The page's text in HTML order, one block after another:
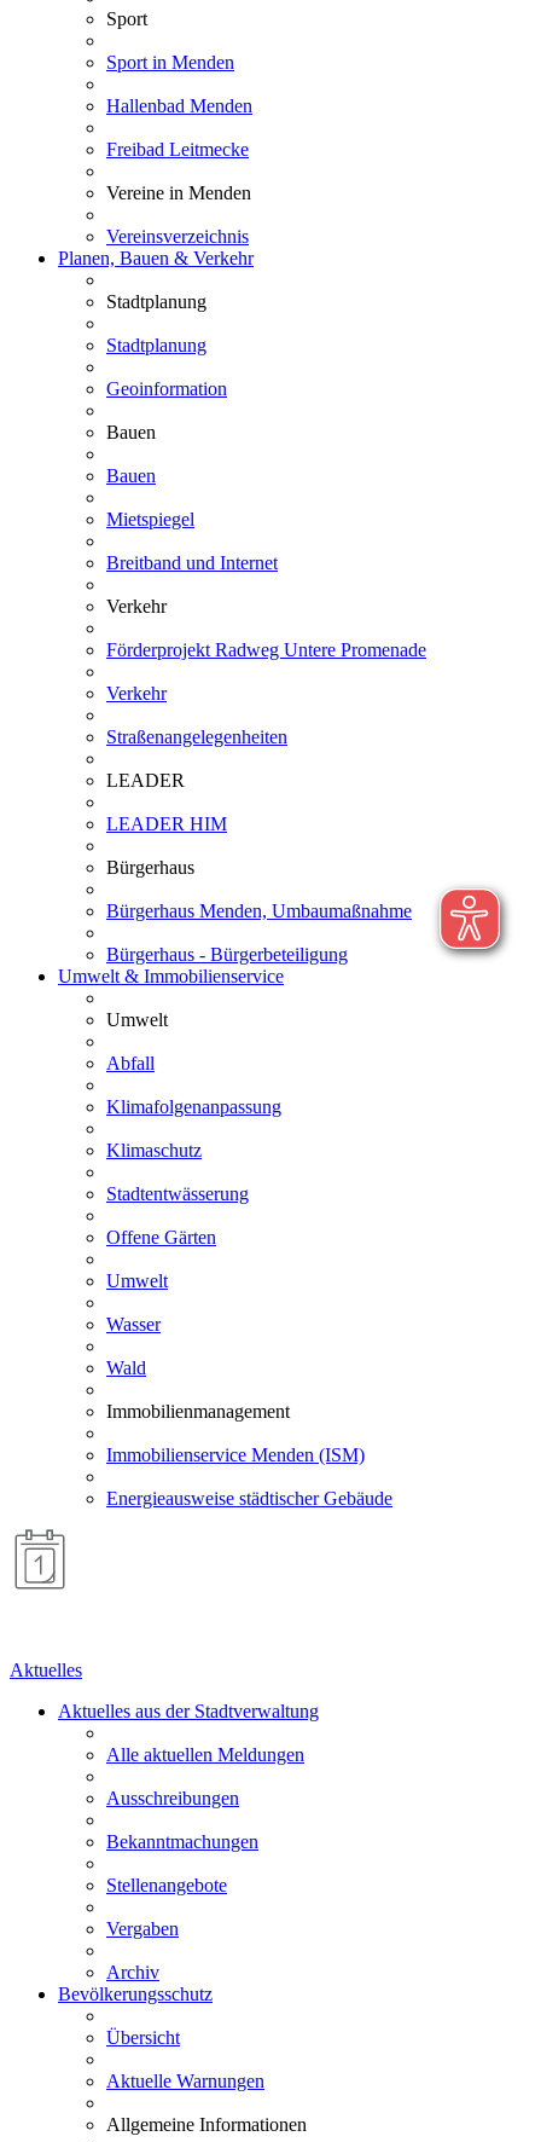
Sport
Sport in Menden
Hallenbad Menden
Freibad Leitmecke
Vereine in Menden
Vereinsverzeichnis
Planen, Bauen & Verkehr
Stadtplanung
Stadtplanung
Geoinformation
Bauen
Bauen
Mietspiegel
Breitband und Internet
Verkehr
Förderprojekt Radweg Untere Promenade
Verkehr
Straßenangelegenheiten
LEADER
LEADER HIM
Bürgerhaus
Bürgerhaus Menden, Umbaumaßnahme
Bürgerhaus - Bürgerbeteiligung
Umwelt & Immobilienservice
Umwelt
Abfall
Klimafolgenanpassung
Klimaschutz
Stadtentwässerung
Offene Gärten
Umwelt
Wasser
Wald
Immobilienmanagement
Immobilienservice Menden (ISM)
Energieausweise städtischer Gebäude
Aktuelles
Aktuelles aus der Stadtverwaltung
Alle aktuellen Meldungen
Ausschreibungen
Bekanntmachungen
Stellenangebote
Vergaben
Archiv
Bevölkerungsschutz
Übersicht
Aktuelle Warnungen
Allgemeine Informationen